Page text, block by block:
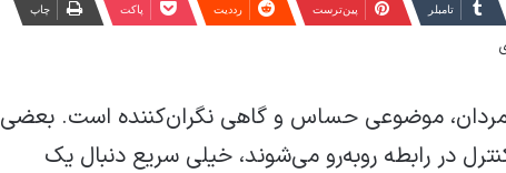
‫تامبلر ‫پین‌ترست ‫رددیت پاکت چاپ
مردان، موضوعی حساس و گاهی نگران‌کننده است. بعضی
در رابطه روبه‌رو می‌شوند، خیلی سریع دنبال یک